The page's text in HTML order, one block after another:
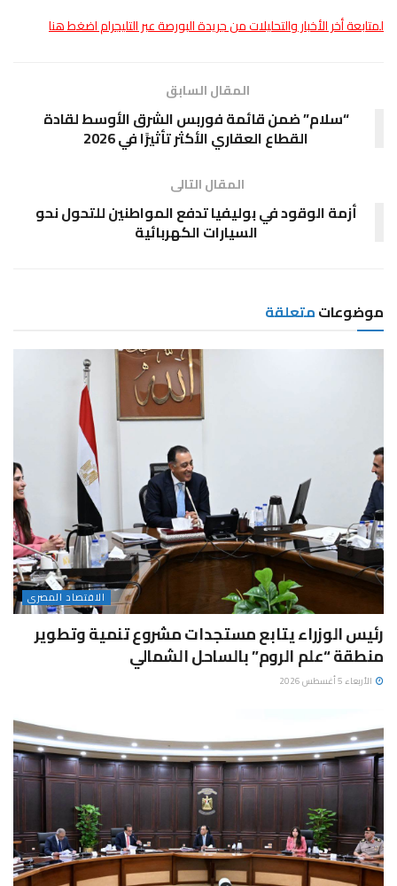
لمتابعة أخر الأخبار والتحليلات من جريدة البورصة عبر التليجرام اضغط هنا
المقال السابق
“سلام” ضمن قائمة فوربس الشرق الأوسط لقادة
القطاع العقاري الأكثر تأثيرًا في 2026
المقال التالى
أزمة الوقود في بوليفيا تدفع المواطنين للتحول نحو
السيارات الكهربائية
موضوعاتمتعلقة
الاقتصاد المصرى
رئيس الوزراء يتابع مستجدات مشروع تنمية وتطوير
منطقة “علم الروم” بالساحل الشمالي
الأربعاء 5 أغسطس 2026